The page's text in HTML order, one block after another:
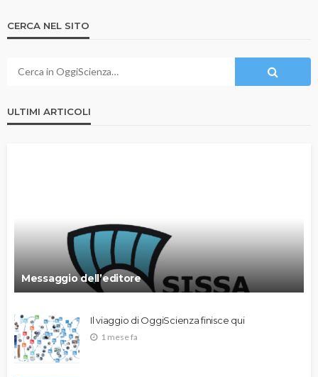
CERCA NEL SITO
ULTIMI ARTICOLI
Messaggio dell’editore
Il viaggio di OggiScienza finisce qui
1 mese fa